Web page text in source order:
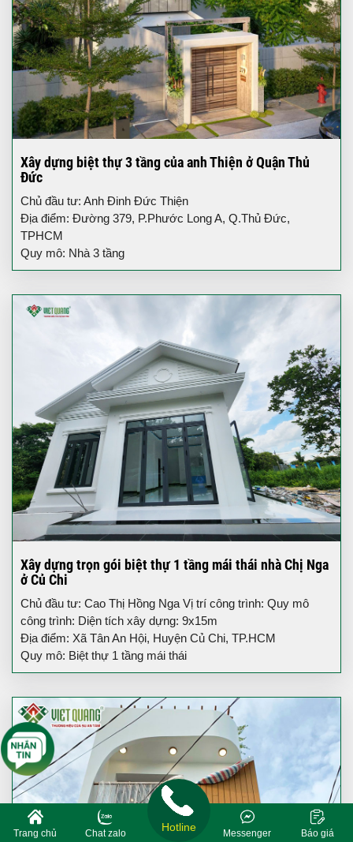
Xây dựng biệt thự 3 tầng của anh Thiện ở Quận Thủ
Đức
Chủ đầu tư: Anh Đinh Đức Thiện
Địa điểm: Đường 379, P.Phước Long A, Q.Thủ Đức,
TPHCM
Quy mô: Nhà 3 tầng
Xây dựng trọn gói biệt thự 1 tầng mái thái nhà Chị Nga
ở Củ Chi
Chủ đầu tư: Cao Thị Hồng Nga Vị trí công trình: Quy mô
công trình: Diện tích xây dựng: 9x15m
Địa điểm: Xã Tân An Hội, Huyện Củ Chi, TP.HCM
Quy mô: Biệt thự 1 tầng mái thái
Trang chủ Chat zalo Báo giá
Messenger
Hotline